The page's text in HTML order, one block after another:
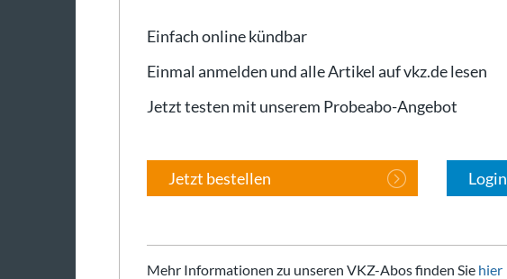
Einfach online kündbar
Einmal anmelden und alle Artikel auf vkz.de lesen
Jetzt testen mit unserem Probeabo-Angebot
Jetzt bestellen Login
Mehr Informationen zu unseren VKZ-Abos finden Sie hier